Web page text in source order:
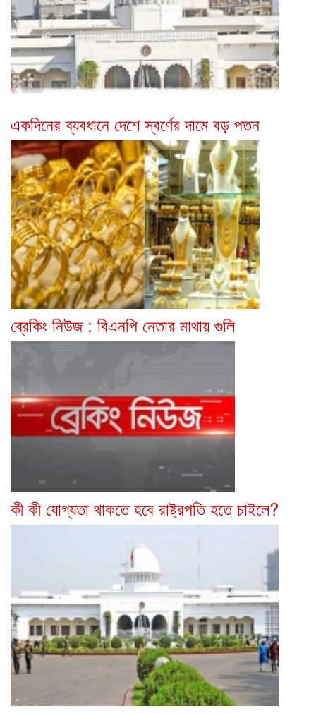
একদিনের ব্যবধানে দেশে স্বর্ণের দামে বড় পতন
ব্রেকিং নিউজ : বিএনপি নেতার মাথায় গুলি
কী কী যোগ্যতা থাকতে হবে রাষ্ট্রপতি হতে চাইলে?